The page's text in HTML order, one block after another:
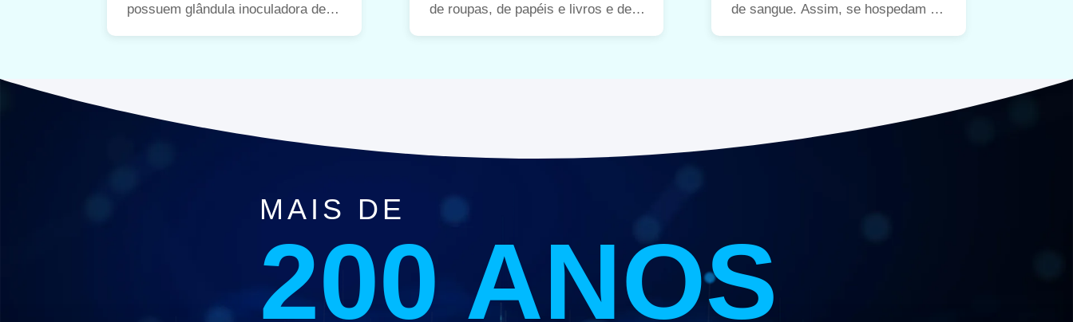
possuem glândula inoculadora de
de roupas, de papéis e livros e de
de sangue. Assim, se hospedam em
MAIS DE
200 ANOS